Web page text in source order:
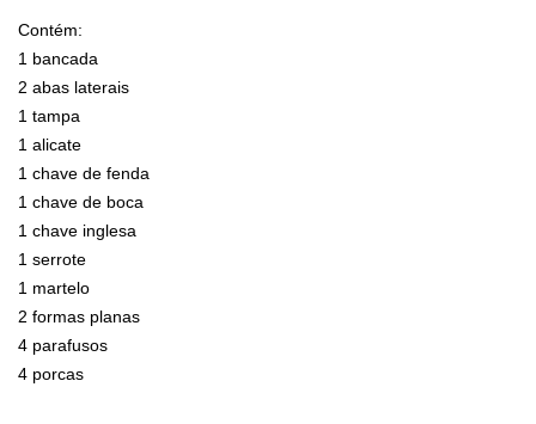
Contém:
1 bancada
2 abas laterais
1 tampa
1 alicate
1 chave de fenda
1 chave de boca
1 chave inglesa
1 serrote
1 martelo
2 formas planas
4 parafusos
4 porcas